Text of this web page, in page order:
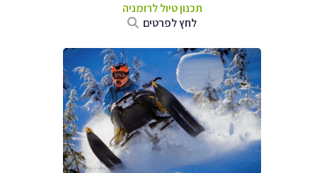
תכנון טיול לרומניה
לחץ לפרטים